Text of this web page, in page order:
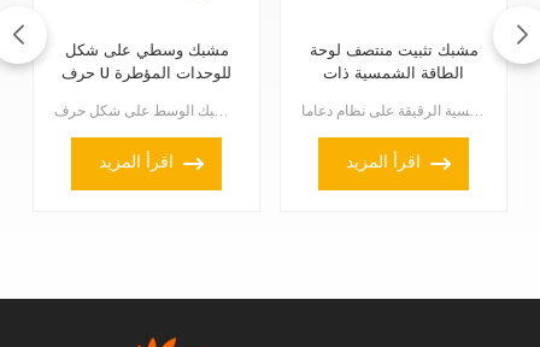
مشبك وسطي على شكل
حرف U للوحدات المؤطرة
مشبك الوسط على شكل حرف U للألواح الشمسية ذات الإطار مصمم خصيصًا للألواح الشمسية ذات الإطار، وتحديدًا...
اقرأ المزيد
مشبك تثبيت منتصف لوحة
الطاقة الشمسية ذات
مشبك تثبيت الألواح الشمسية الرقيقة هو ملحق خاص يُستخدم لتثبيت الألواح الشمسية الرقيقة على نظام دعاما...
اقرأ المزيد